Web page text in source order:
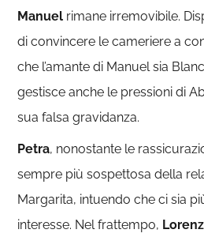
Manuel rimane irremovibile.
di convincere le cameriere a
che l’amante di Manuel sia
gestisce anche le pressioni di
sua falsa gravidanza.
Petra, nonostante le
sempre più sospettosa della
Margarita, intuendo che ci sia
interesse. Nel frattempo,